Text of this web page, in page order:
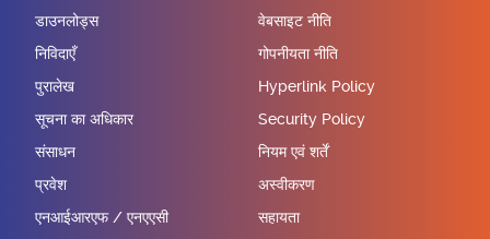
डाउनलोड्स
निविदाएँ
पुरालेख
सूचना का अधिकार
संसाधन
प्रवेश
एनआईआरएफ / एनएएसी
वेबसाइट नीति
गोपनीयता नीति
Hyperlink Policy
Security Policy
नियम एवं शर्तें
अस्वीकरण
सहायता